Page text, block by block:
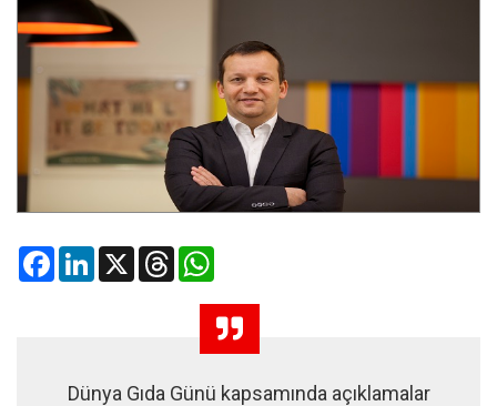
FacebookLinkedIn
X Threads
Dünya Gıda Günü kapsamında açıklamalar